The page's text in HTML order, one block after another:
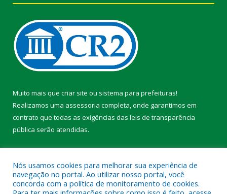
Muito mais que criar site ou sistema para prefeituras!
Realizamos uma assessoria completa, onde garantimos em
contrato que todas as exigências das leis de transparência
pública serão atendidas.
Nós usamos cookies para melhorar sua experiência de
navegação no portal. Ao utilizar nosso portal, você
concorda com a política de monitoramento de cookies.